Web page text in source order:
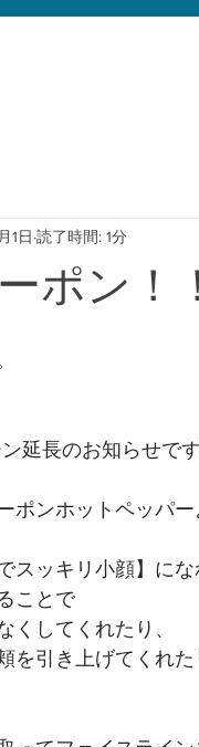
ポン！！
1日 読了時間: 1分
延長のお知らせで
ポンホットペッパー
スッキリ小顔】に
ことで﻿
くしてくれたり、﻿
を引き上げてくれ